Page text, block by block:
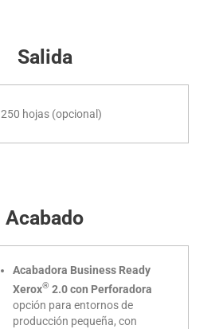
Salida
250 hojas (opcional)
Acabado
Acabadora Business Ready
Xerox® 2.0 con Perforadora
opción para entornos de
producción pequeña, con